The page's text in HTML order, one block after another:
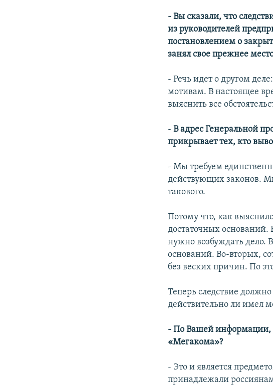
- Вы сказали, что
из руководителей
постановлением о
занял свое прежнее
- Речь идет о другом
мотивам. В настоящее
выяснить все
- В адрес Генеральной
прикрывает тех, кто
- Мы требуем
действующих законов.
такового.
Потому что, как
достаточных оснований.
нужно возбуждать дело.
оснований. Во-вторых,
без веских причин. По
Теперь следствие
действительно ли имел
- По Вашей информации,
«Мегакома»?
- Это и является
принадлежали